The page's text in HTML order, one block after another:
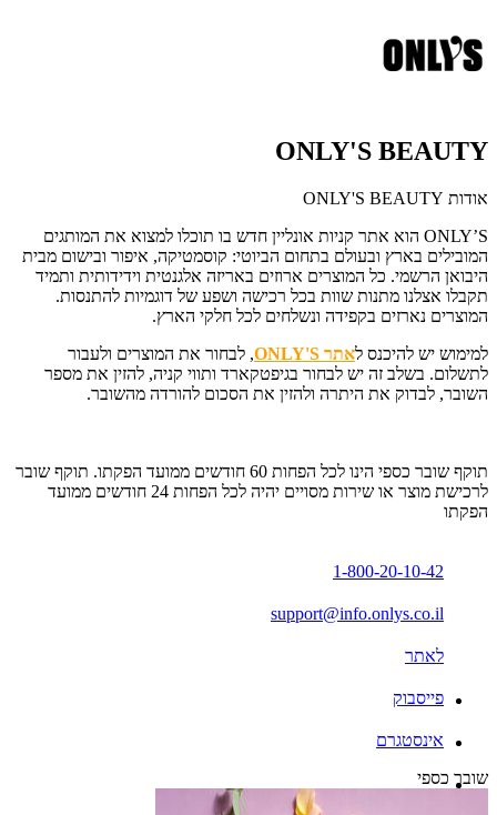
ONLY'S BEAUTY
אודות ONLY'S BEAUTY
ONLY’S הוא אתר קניות אונליין חדש בו תוכלו למצוא את המותגים
המובילים בארץ ובעולם בתחום הביוטי: קוסמטיקה, איפור ובישום מבית
היבואן הרשמי. כל המוצרים ארוזים באריזה אלגנטית וידידותית ותמיד
תקבלו אצלנו מתנות שוות בכל רכישה ושפע של דוגמיות להתנסות.
המוצרים נארזים בקפידה ונשלחים לכל חלקי הארץ.
למימוש יש להיכנס לאתר ONLY'S
, לבחור את המוצרים ולעבור
לתשלום. בשלב זה יש לבחור בגיפטקארד ותווי קניה, להזין את מספר
השובר, לבדוק את היתרה ולהזין את הסכום להורדה מהשובר.
תוקף שובר כספי הינו לכל הפחות 60 חודשים ממועד הפקתו. תוקף שובר
לרכישת מוצר או שירות מסויים יהיה לכל הפחות 24 חודשים ממועד
הפקתו
1-800-20-10-42
support@info.onlys.co.il
לאתר
פייסבוק
אינסטגרם
שובר כספי